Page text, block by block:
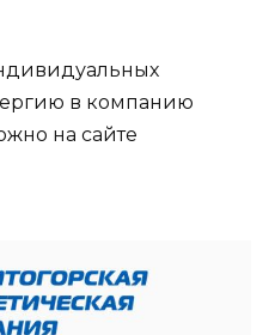
в компанию
на сайте